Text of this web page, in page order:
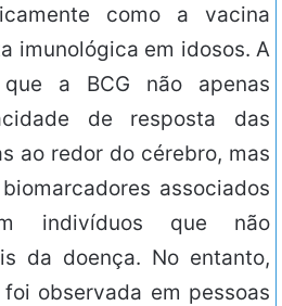
como a vacina
imunológica em idosos. A
a BCG não apenas
de resposta das
ao redor do cérebro, mas
associados
indivíduos que não
da doença. No entanto,
observada em pessoas